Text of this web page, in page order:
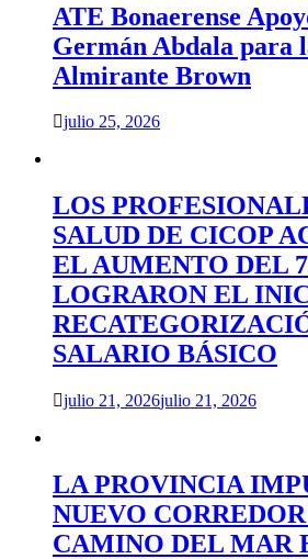
ATE Bonaerense
Germán Abdala para
Almirante Brown
julio 25, 2026
LOS
SALUD DE CICOP
EL AUMENTO DEL
LOGRARON EL
SALARIO BÁSICO
julio 21, 2026julio 21, 2026
LA PROVINCIA
NUEVO
CAMINO DEL MAR